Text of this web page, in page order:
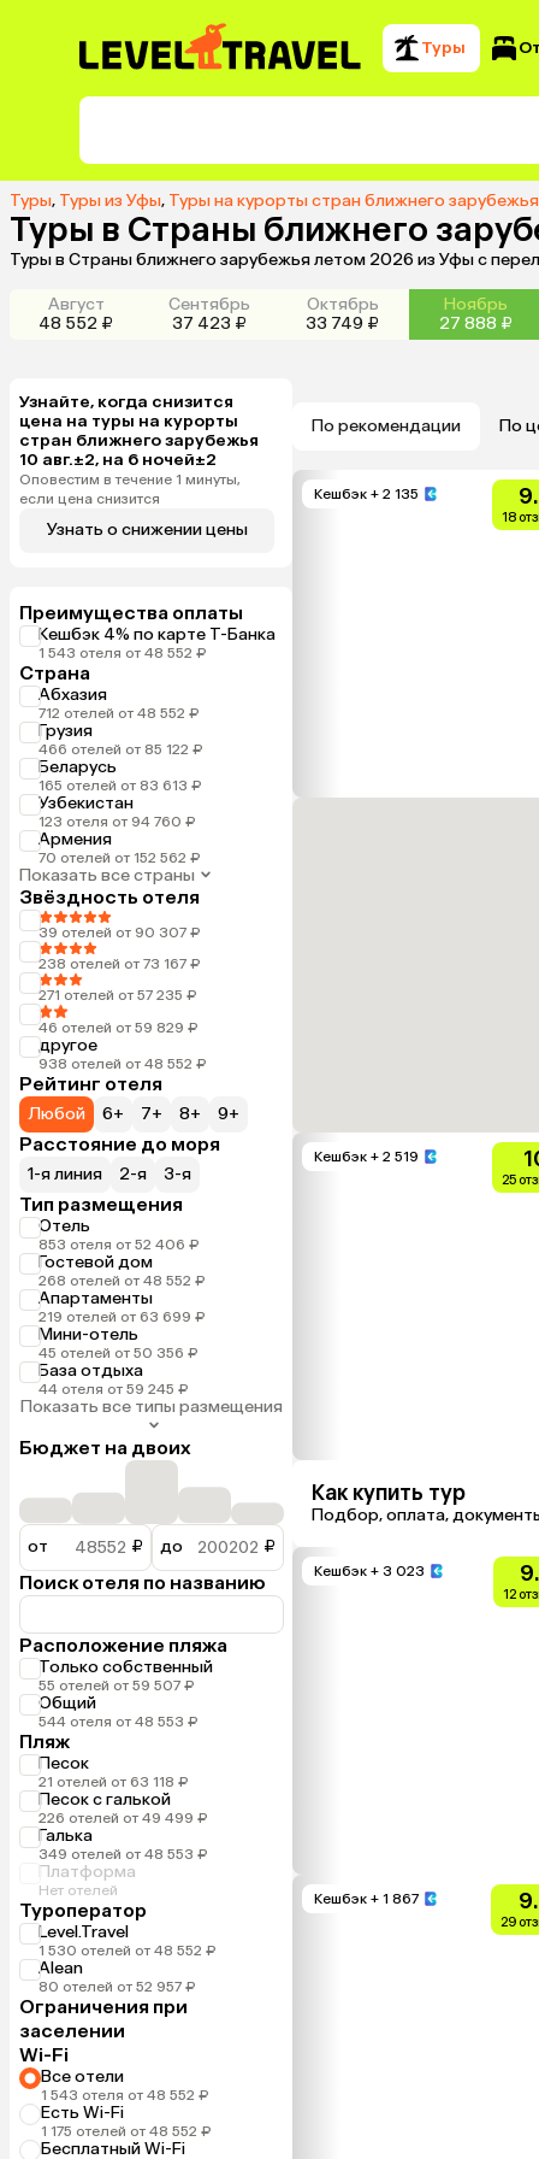
Туры
Туры, Туры из Уфы, Туры на курорты стран ближнего
Туры в Страны ближнего
Туры в Страны ближнего зарубежья летом 2026 из Уфы с
Август
48 552 ₽
Сентябрь
37 423 ₽
Октябрь
33 749 ₽
Ноябрь
27 888 ₽
Узнайте, когда снизится
цена на туры на курорты
стран ближнего зарубежья
10 авг.±2, на 6 ночей±2
Оповестим в течение 1 минуты,
если цена снизится
Узнать о снижении цены
Преимущества оплаты
Кешбэк 4% по карте Т-Банка
1 543 отеля от 48 552 ₽
Страна
Абхазия
712 отелей от 48 552 ₽
Грузия
466 отелей от 85 122 ₽
Беларусь
165 отелей от 83 613 ₽
Узбекистан
123 отеля от 94 760 ₽
Армения
70 отелей от 152 562 ₽
Показать все страны
Звёздность отеля
39 отелей от 90 307 ₽
238 отелей от 73 167 ₽
271 отелей от 57 235 ₽
46 отелей от 59 829 ₽
другое
938 отелей от 48 552 ₽
Рейтинг отеля
Любой 6+ 7+ 8+ 9+
Расстояние до моря
1-я линия 2-я 3-я
Тип размещения
Отель
853 отеля от 52 406 ₽
Гостевой дом
268 отелей от 48 552 ₽
Апартаменты
219 отелей от 63 699 ₽
Мини-отель
45 отелей от 50 356 ₽
База отдыха
44 отеля от 59 245 ₽
Показать все типы размещения
Бюджет на двоих
от ₽ до ₽
Поиск отеля по названию
Расположение пляжа
Только собственный
55 отелей от 59 507 ₽
Общий
544 отеля от 48 553 ₽
Пляж
Песок
21 отелей от 63 118 ₽
Песок с галькой
226 отелей от 49 499 ₽
Галька
349 отелей от 48 553 ₽
Платформа
Нет отелей
Туроператор
Level.Travel
1 530 отелей от 48 552 ₽
Alean
80 отелей от 52 957 ₽
Ограничения при
заселении
Wi-Fi
Все отели
1 543 отеля от 48 552 ₽
Есть Wi-Fi
1 175 отелей от 48 552 ₽
Бесплатный Wi-Fi
По рекомендации По
Кешбэк + 2 135
18
Кешбэк + 2 519
25
Как купить тур
Подбор, оплата,
Кешбэк + 3 023
12
Кешбэк + 1 867
29